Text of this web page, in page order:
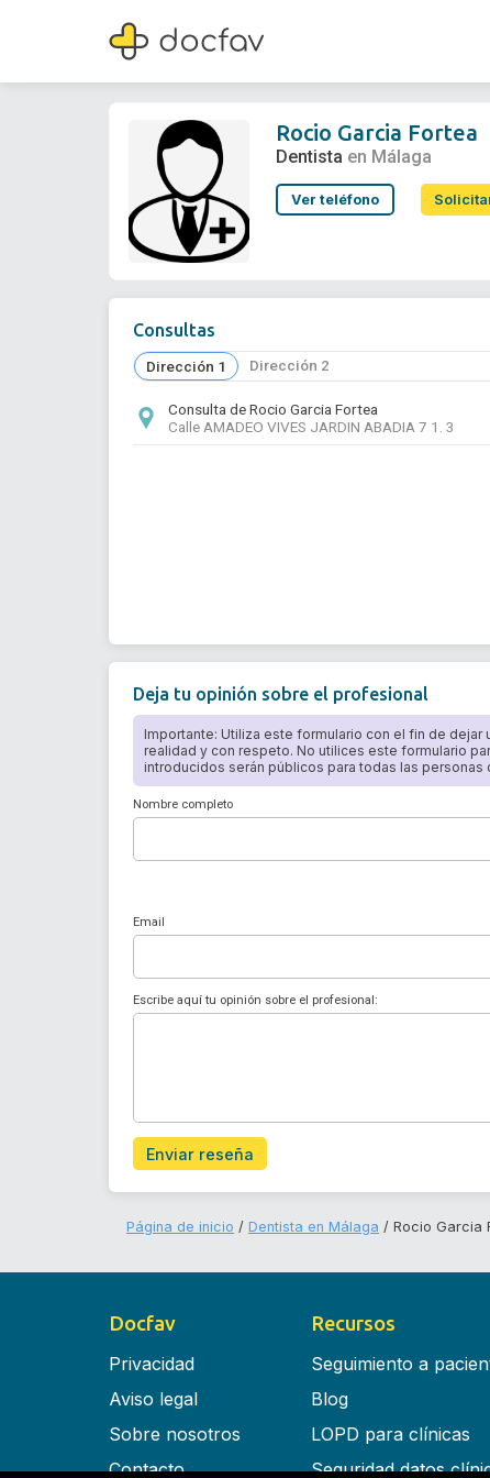
Rocio Garcia Fortea
Dentista
Rocio Garcia Fortea
Dentista en Málaga
Ver teléfono
Consultas
Dirección 1 Dirección 2
Consulta de Rocio Garcia Fortea
Calle AMADEO VIVES JARDIN ABADIA 7 1. 3
Deja tu opinión sobre el profesional
Importante: Utiliza este formulario con el fin de
realidad y con respeto. No utilices este formulario
introducidos serán públicos para todas las
Nombre completo
Email
Escribe aquí tu opinión sobre el profesional:
Enviar reseña
Página de inicio Dentista en Málaga Rocio Garcia
Docfav
Privacidad
Aviso legal
Sobre nosotros
Contacto
Recursos
Seguimiento a
Blog
LOPD para clínicas
Seguridad datos